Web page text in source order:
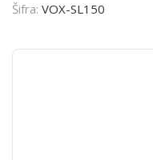
Šifra: VOX-SL150